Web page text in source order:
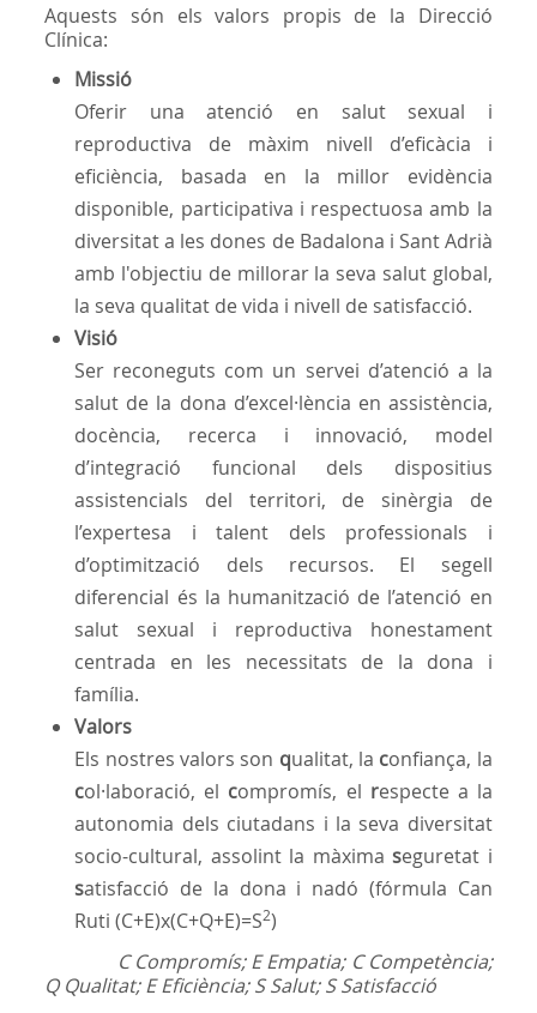
Aquests són els valors propis de la Direcció
Clínica:
Missió
Oferir una atenció en salut sexual i
reproductiva de màxim nivell d’eficàcia i
eficiència, basada en la millor evidència
disponible, participativa i respectuosa amb la
diversitat a les dones de Badalona i Sant Adrià
amb l'objectiu de millorar la seva salut global,
la seva qualitat de vida i nivell de satisfacció.
Visió
Ser reconeguts com un servei d’atenció a la
salut de la dona d’excel·lència en assistència,
docència, recerca i innovació, model
d’integració funcional dels dispositius
assistencials del territori, de sinèrgia de
l’expertesa i talent dels professionals i
d’optimització dels recursos. El segell
diferencial és la humanització de l’atenció en
salut sexual i reproductiva honestament
centrada en les necessitats de la dona i
família.
Valors
Els nostres valors son qualitat, la confiança, la
col·laboració, el compromís, el respecte a la
autonomia dels ciutadans i la seva diversitat
socio-cultural, assolint la màximaseguretat i
satisfacció de la dona i nadó (fórmula Can
Ruti (C+E)x(C+Q+E)=S2)
C Compromís; E Empatia; C Competència;
Q Qualitat; E Eficiència; S Salut; S Satisfacció